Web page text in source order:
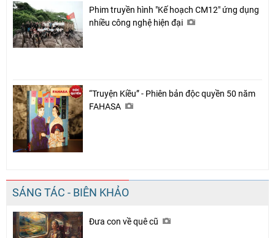
Phim truyền hình "Kế hoạch CM12" ứng dụng
nhiều công nghệ hiện đại
“Truyện Kiều” - Phiên bản độc quyền 50 năm
FAHASA
SÁNG TÁC - BIÊN KHẢO
Đưa con về quê cũ